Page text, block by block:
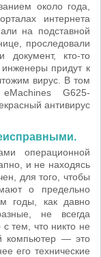
около года,
интернета
на подставной
проследовали
кто-то
придут к
вирус. В том
G625-
антивирус
операционной
и не находясь
для того, чтобы
о предельно
годы, как давно
не всегда
тем, что никто не
компьютер — это
его технические